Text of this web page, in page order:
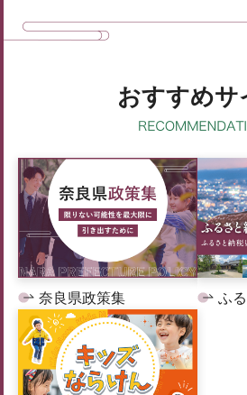
おすすめサ
奈良県政策集 ふ